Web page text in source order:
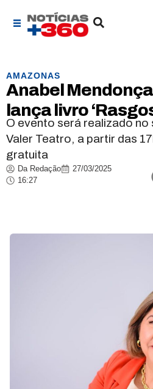
AMAZONAS
Anabel
lança livro
O evento será realizado
Valer Teatro, a partir das
gratuita
Da Redação
27/03/2025
16:27